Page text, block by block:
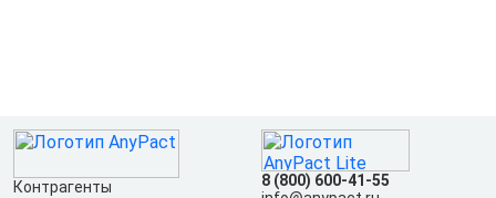
Контрагенты
8 (800) 600-41-55